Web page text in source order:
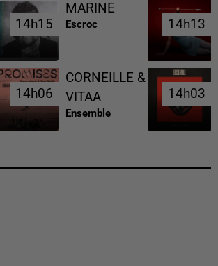
14h15
14h15
MARINE
Escroc 14h13
14h13
14h06
14h06
CORNEILLE &
VITAA
Ensemble
14h03
14h03